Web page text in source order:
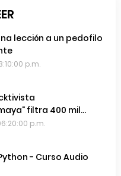
lección a un pedofilo
p.m.
filtra 400 mil
Fuerzas Armadas de
p.m.
- Curso Audio